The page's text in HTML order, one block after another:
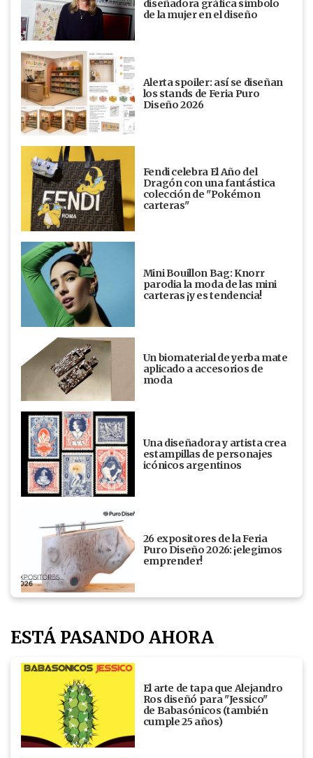
diseñadora gráfica símbolo
de la mujer en el diseño
Alerta spoiler: así se diseñan
los stands de Feria Puro
Diseño 2026
Fendi celebra El Año del
Dragón con una fantástica
colección de "Pokémon
carteras"
Mini Bouillon Bag: Knorr
parodia la moda de las mini
carteras ¡y es tendencia!
Un biomaterial de yerba mate
aplicado a accesorios de
moda
Una diseñadora y artista crea
estampillas de personajes
icónicos argentinos
26 expositores de la Feria
Puro Diseño 2026: ¡elegimos
emprender!
ESTÁ PASANDO AHORA
El arte de tapa que Alejandro
Ros diseñó para "Jessico"
de Babasónicos (también
cumple 25 años)